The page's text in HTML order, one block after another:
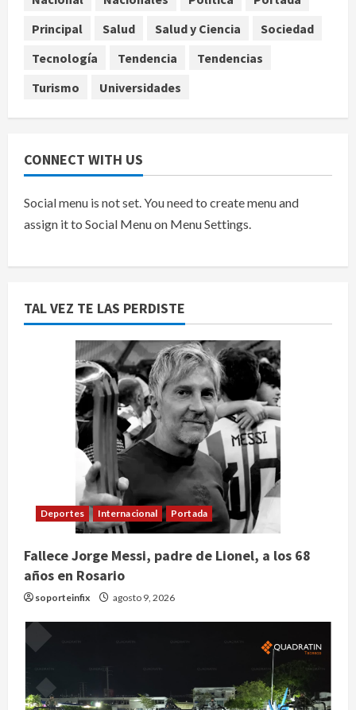
TLC
Principal
Salud Salud y Ciencia
Sociedad
Tecnología
Tendencia
Tendencias
Turismo
Universidades
CONNECT WITH US
Social menu is not set. You need to create menu and
assign it to Social Menu on Menu Settings.
TAL VEZ TE LAS PERDISTE
Deportes Internacional Portada
Fallece Jorge Messi, padre de Lionel, a los 68
años en Rosario
soporteinfix agosto 9, 2026